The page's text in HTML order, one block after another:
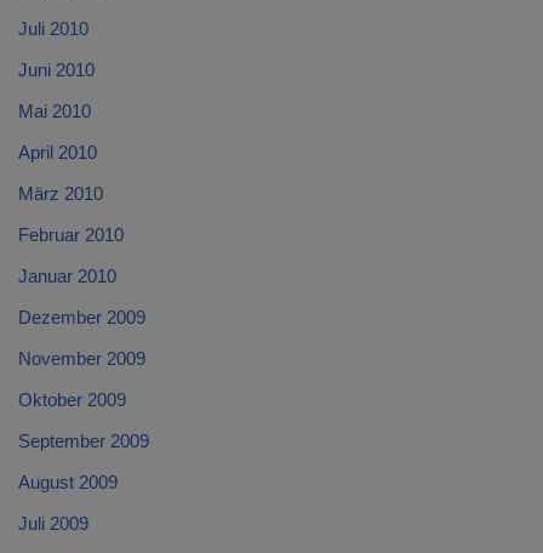
Juli 2010
Juni 2010
Mai 2010
April 2010
März 2010
Februar 2010
Januar 2010
Dezember 2009
November 2009
Oktober 2009
September 2009
August 2009
Juli 2009